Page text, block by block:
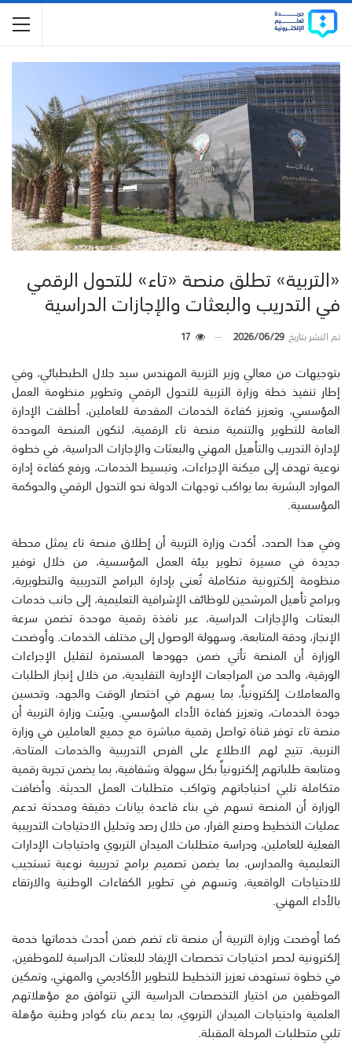
«التربية» تطلق منصة «تاء» للتحول الرقمي
في التدريب والبعثات والإجازات الدراسية
تم النشر بتاريخ2026/06/29
17
بتوجيهات من معالي وزير التربية المهندس سيد جلال الطبطبائي، وفي
إطار تنفيذ خطة وزارة التربية للتحول الرقمي وتطوير منظومة العمل
المؤسسي، وتعزيز كفاءة الخدمات المقدمة للعاملين، أطلقت الإدارة
العامة للتطوير والتنمية منصة تاء الرقمية، لتكون المنصة الموحدة
لإدارة التدريب والتأهيل المهني والبعثات والإجازات الدراسية، في خطوة
نوعية تهدف إلى ميكنة الإجراءات، وتبسيط الخدمات، ورفع كفاءة إدارة
الموارد البشرية بما يواكب توجهات الدولة نحو التحول الرقمي والحوكمة
المؤسسية.
وفي هذا الصدد، أكدت وزارة التربية أن إطلاق منصة تاء يمثل محطة
جديدة في مسيرة تطوير بيئة العمل المؤسسية، من خلال توفير
منظومة إلكترونية متكاملة تُعنى بإدارة البرامج التدريبية والتطويرية،
وبرامج تأهيل المرشحين للوظائف الإشرافية التعليمية، إلى جانب خدمات
البعثات والإجازات الدراسية، عبر نافذة رقمية موحدة تضمن سرعة
الإنجاز، ودقة المتابعة، وسهولة الوصول إلى مختلف الخدمات. وأوضحت
الوزارة أن المنصة تأتي ضمن جهودها المستمرة لتقليل الإجراءات
الورقية، والحد من المراجعات الإدارية التقليدية، من خلال إنجاز الطلبات
والمعاملات إلكترونياً، بما يسهم في اختصار الوقت والجهد، وتحسين
جودة الخدمات، وتعزيز كفاءة الأداء المؤسسي. وبيّنت وزارة التربية أن
منصة تاء توفر قناة تواصل رقمية مباشرة مع جميع العاملين في وزارة
التربية، تتيح لهم الاطلاع على الفرص التدريبية والخدمات المتاحة،
ومتابعة طلباتهم إلكترونياً بكل سهولة وشفافية، بما يضمن تجربة رقمية
متكاملة تلبي احتياجاتهم وتواكب متطلبات العمل الحديثة. وأضافت
الوزارة أن المنصة تسهم في بناء قاعدة بيانات دقيقة ومحدثة تدعم
عمليات التخطيط وصنع القرار، من خلال رصد وتحليل الاحتياجات التدريبية
الفعلية للعاملين، ودراسة متطلبات الميدان التربوي واحتياجات الإدارات
التعليمية والمدارس، بما يضمن تصميم برامج تدريبية نوعية تستجيب
للاحتياجات الواقعية، وتسهم في تطوير الكفاءات الوطنية والارتقاء
بالأداء المهني.
كما أوضحت وزارة التربية أن منصة تاء تضم ضمن أحدث خدماتها خدمة
إلكترونية لحصر احتياجات تخصصات الإيفاد للبعثات الدراسية للموظفين،
في خطوة تستهدف تعزيز التخطيط للتطوير الأكاديمي والمهني، وتمكين
الموظفين من اختيار التخصصات الدراسية التي تتوافق مع مؤهلاتهم
العلمية واحتياجات الميدان التربوي، بما يدعم بناء كوادر وطنية مؤهلة
تلبي متطلبات المرحلة المقبلة.